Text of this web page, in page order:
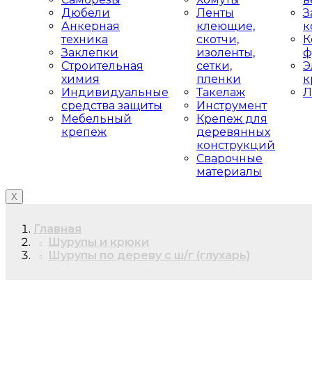
Дюбели
Анкерная
техника
Заклепки
Строительная
химия
Индивидуальные
средства защиты
Мебельный
крепеж
Ленты
клеющие,
скотчи,
изоленты,
сетки,
пленки
Такелаж
Инструмент
Крепеж для
деревянных
конструкций
Сварочные
материалы
X
Главная
Шурупы и крюки
Шурупы по дереву с ш/г (глухарь)